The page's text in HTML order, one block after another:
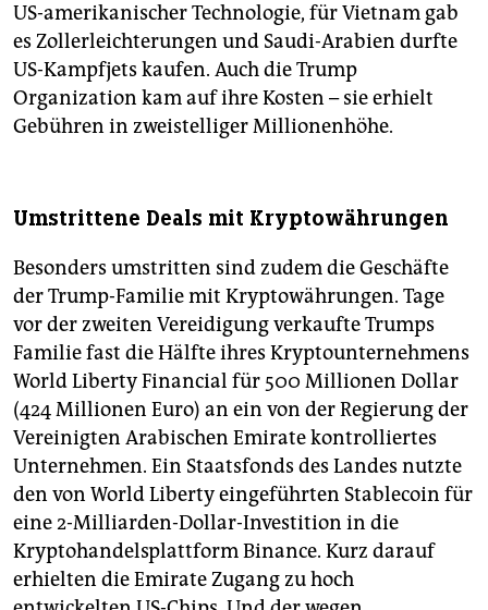
US-amerikanischer Technologie, für Vietnam gab
es Zollerleichterungen und Saudi-Arabien durfte
US-Kampfjets kaufen. Auch die Trump
Organization kam auf ihre Kosten – sie erhielt
Gebühren in zweistelliger Millionenhöhe.
Umstrittene Deals mit Kryptowährungen
Besonders umstritten sind zudem die Geschäfte
der Trump-Familie mit Kryptowährungen. Tage
vor der zweiten Vereidigung verkaufte Trumps
Familie fast die Hälfte ihres Kryptounternehmens
World Liberty Financial für 500 Millionen Dollar
(424 Millionen Euro) an ein von der Regierung der
Vereinigten Arabischen Emirate kontrolliertes
Unternehmen. Ein Staatsfonds des Landes nutzte
den von World Liberty eingeführten Stablecoin für
eine 2-Milliarden-Dollar-Investition in die
Kryptohandelsplattform Binance. Kurz darauf
erhielten die Emirate Zugang zu hoch